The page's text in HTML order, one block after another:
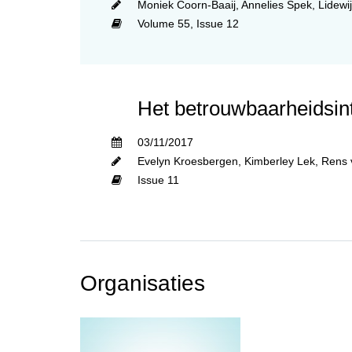
Moniek Coorn-Baaij Annelies Spek
Volume 55, Issue 12
Het
03/11/2017
Evelyn Kroesbergen
Kimberley Lek Rens
Issue 11
Organisaties